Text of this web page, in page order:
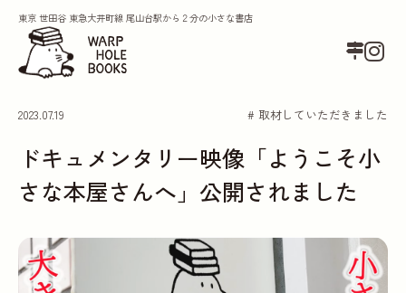
東京 世田谷 東急大井町線 尾山台駅から２分の小さな書店
2023.07.19 # 取材していただきました
ドキュメンタリー映像「ようこそ小
さな本屋さんへ」公開されました